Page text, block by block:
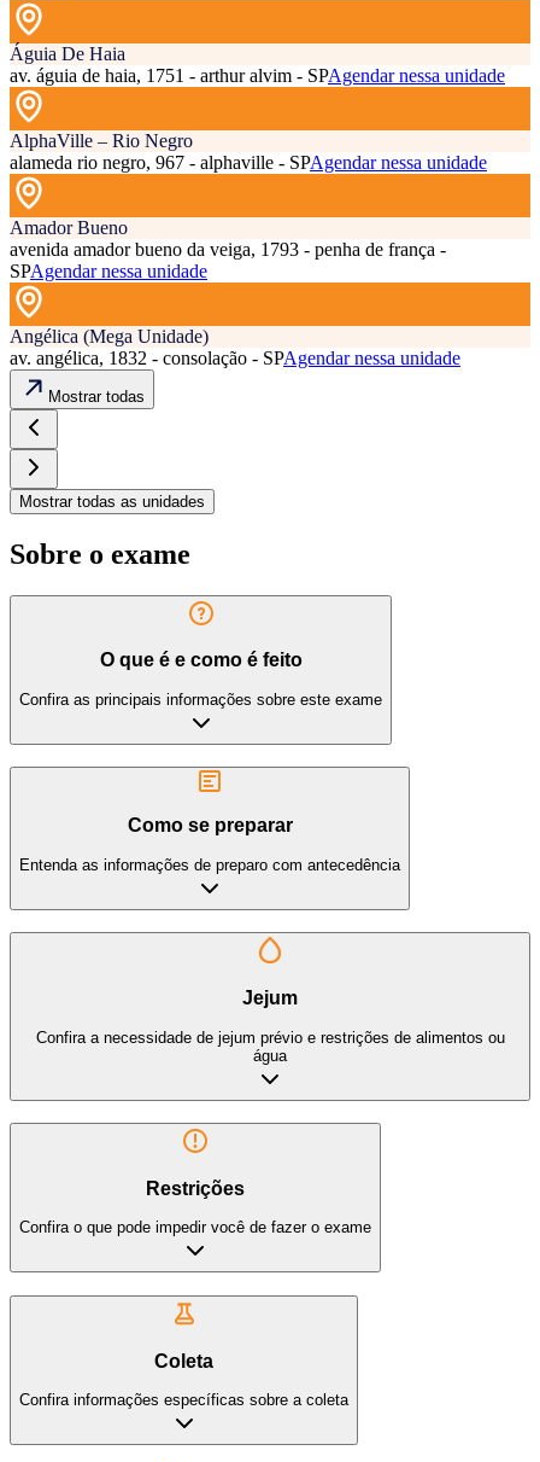
Águia De Haia
av. águia de haia, 1751 - arthur alvim - SPAgendar nessa unidade
AlphaVille – Rio Negro
alameda rio negro, 967 - alphaville - SPAgendar nessa unidade
Amador Bueno
avenida amador bueno da veiga, 1793 - penha de frança -
SPAgendar nessa unidade
Angélica (Mega Unidade)
av. angélica, 1832 - consolação - SPAgendar nessa unidade
Mostrar todas
Mostrar todas as unidades
Sobre o exame
O que é e como é feito
Confira as principais informações sobre este exame
Como se preparar
Entenda as informações de preparo com antecedência
Jejum
Confira a necessidade de jejum prévio e restrições de alimentos ou
água
Restrições
Confira o que pode impedir você de fazer o exame
Coleta
Confira informações específicas sobre a coleta